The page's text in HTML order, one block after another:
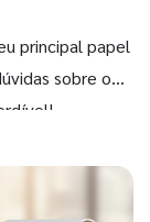
principal papel
sobre o